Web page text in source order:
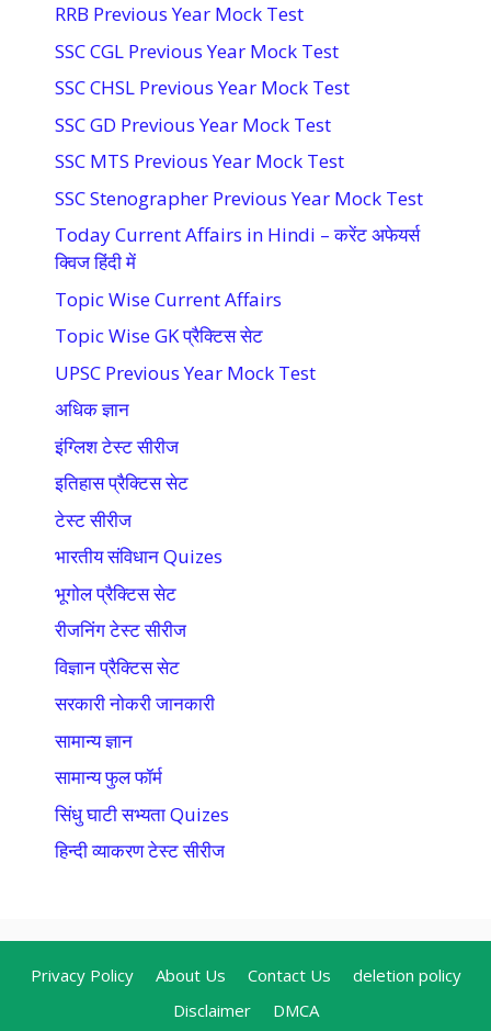
RRB Previous Year Mock Test
SSC CGL Previous Year Mock Test
SSC CHSL Previous Year Mock Test
SSC GD Previous Year Mock Test
SSC MTS Previous Year Mock Test
SSC Stenographer Previous Year Mock Test
Today Current Affairs in Hindi – करेंट अफेयर्स
क्विज हिंदी में
Topic Wise Current Affairs
Topic Wise GK प्रैक्टिस सेट
UPSC Previous Year Mock Test
अधिक ज्ञान
इंग्लिश टेस्ट सीरीज
इतिहास प्रैक्टिस सेट
टेस्ट सीरीज
भारतीय संविधान Quizes
भूगोल प्रैक्टिस सेट
रीजनिंग टेस्ट सीरीज
विज्ञान प्रैक्टिस सेट
सरकारी नोकरी जानकारी
सामान्य ज्ञान
सामान्य फुल फॉर्म
सिंधु घाटी सभ्यता Quizes
हिन्दी व्याकरण टेस्ट सीरीज
Privacy Policy About Us Contact Us
deletion policy
Disclaimer
DMCA